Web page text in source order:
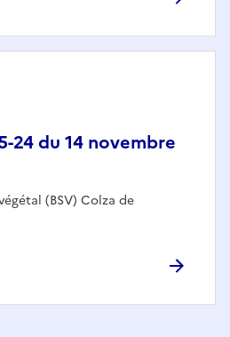
24 du 14 novembre
(BSV) Colza de